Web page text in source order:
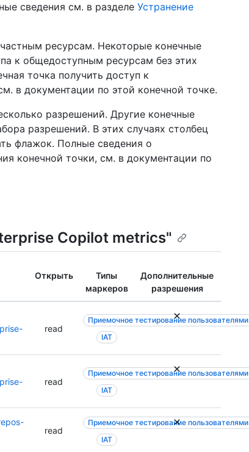
сведения см. в разделе Устранение
ресурсам. Некоторые конечные
к общедоступным ресурсам без этих
точка получить доступ к
в документации по этой конечной точке.
разрешений. Другие конечные
разрешений. В этих случаях столбец
флажок. Полные сведения о
конечной точки, см. в документации по
Copilot metrics"
Открыть
Типы
маркеров
Дополнительные
разрешения
read
Приемочное тестирование пользователями
IAT
read
Приемочное тестирование пользователями
IAT
read
Приемочное тестирование пользователями
IAT